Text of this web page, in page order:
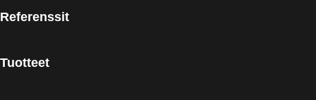
Referenssit
Tuotteet